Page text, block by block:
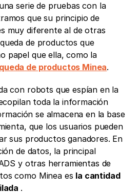
serie de pruebas con la
que su principio de
muy diferente al de otras
de productos que
de productos Minea.
con robots que espían en la
toda la información
se almacena en la base
que los usuarios pueden
sus productos ganadores. En
de datos, la principal
y otras herramientas de
como Minea es la cantidad
.